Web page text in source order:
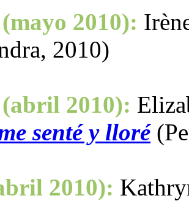
2010):
2010)
2010):
senté y lloré
2010):